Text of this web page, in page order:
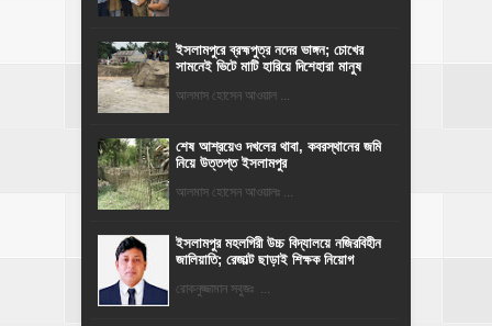
ইসলামপুরে ব্রহ্মপুত্র নদের ভাঙ্গন; চোখের
সামনেই ভিটে মাটি হারিয়ে দিশেহারা মানুষ
আলমাস হোসেন আওয়াল ...
শেষ আশ্রয়েও দখলের থাবা, কবরস্থানের জমি
নিয়ে উত্তপ্ত ইসলামপুর
আলমাস হোসেন আওয়ালঃ ...
​ইসলামপুর মহলগিরী উচ্চ বিদ্যালয়ে নজিরবিহীন
জালিয়াতি; রেজাল্ট ছাড়াই শিক্ষক নিয়োগ
রোকনুজ্জামান সবুজঃ ...